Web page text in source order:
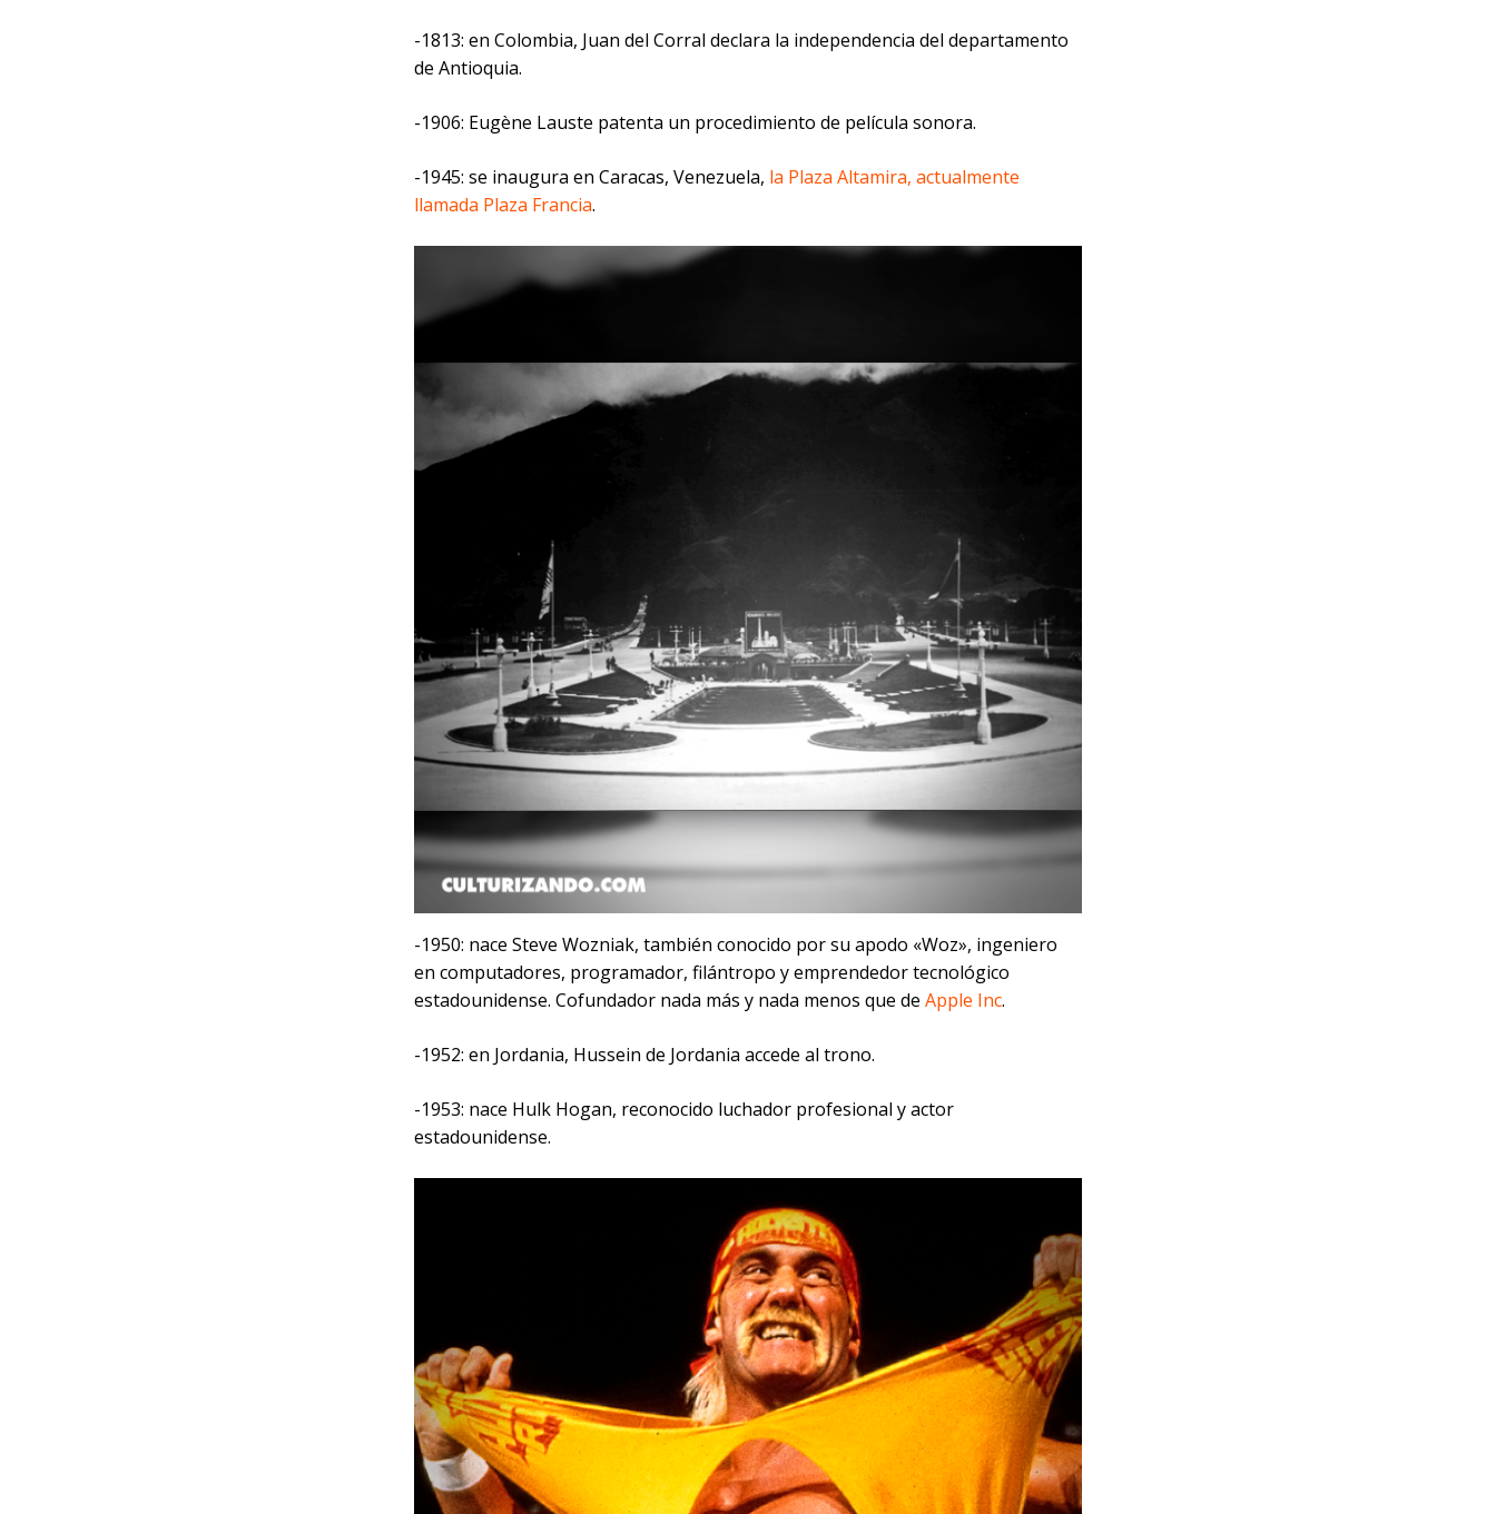
-1813: en Colombia, Juan del Corral declara la independencia del departamento
de Antioquia.
-1906: Eugène Lauste patenta un procedimiento de película sonora.
-1945: se inaugura en Caracas, Venezuela, la Plaza Altamira, actualmente
llamada Plaza Francia.
-1950: nace Steve Wozniak, también conocido por su apodo «Woz», ingeniero
en computadores, programador, filántropo y emprendedor tecnológico
estadounidense. Cofundador nada más y nada menos que de Apple Inc.
-1952: en Jordania, Hussein de Jordania accede al trono.
-1953: nace Hulk Hogan, reconocido luchador profesional y actor
estadounidense.